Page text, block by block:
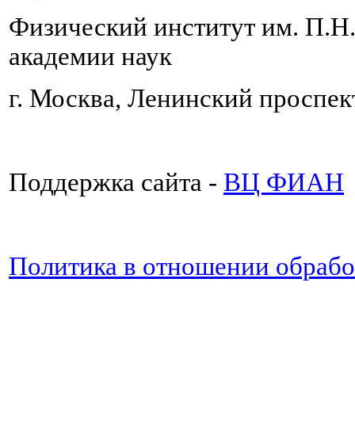
Физический институт им.
академии наук
г. Москва, Ленинский
Поддержка сайта - ВЦ ФИАН
Политика в отношении